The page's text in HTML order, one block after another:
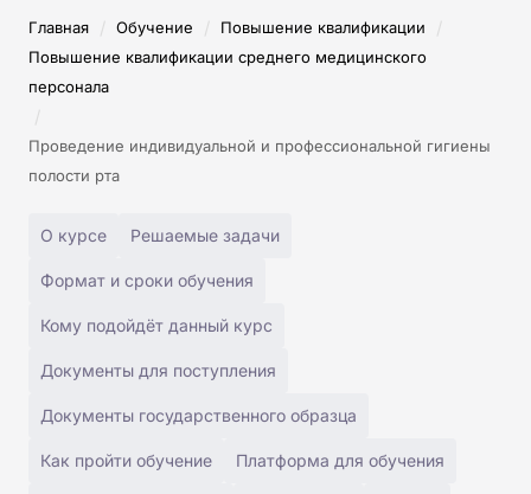
Главная / Обучение / Повышение квалификации /
Повышение квалификации среднего медицинского
персонала
/
Проведение индивидуальной и профессиональной гигиены
полости рта
О курсе Решаемые задачи
Формат и сроки обучения
Кому подойдёт данный курс
Документы для поступления
Документы государственного образца
Как пройти обучение Платформа для обучения